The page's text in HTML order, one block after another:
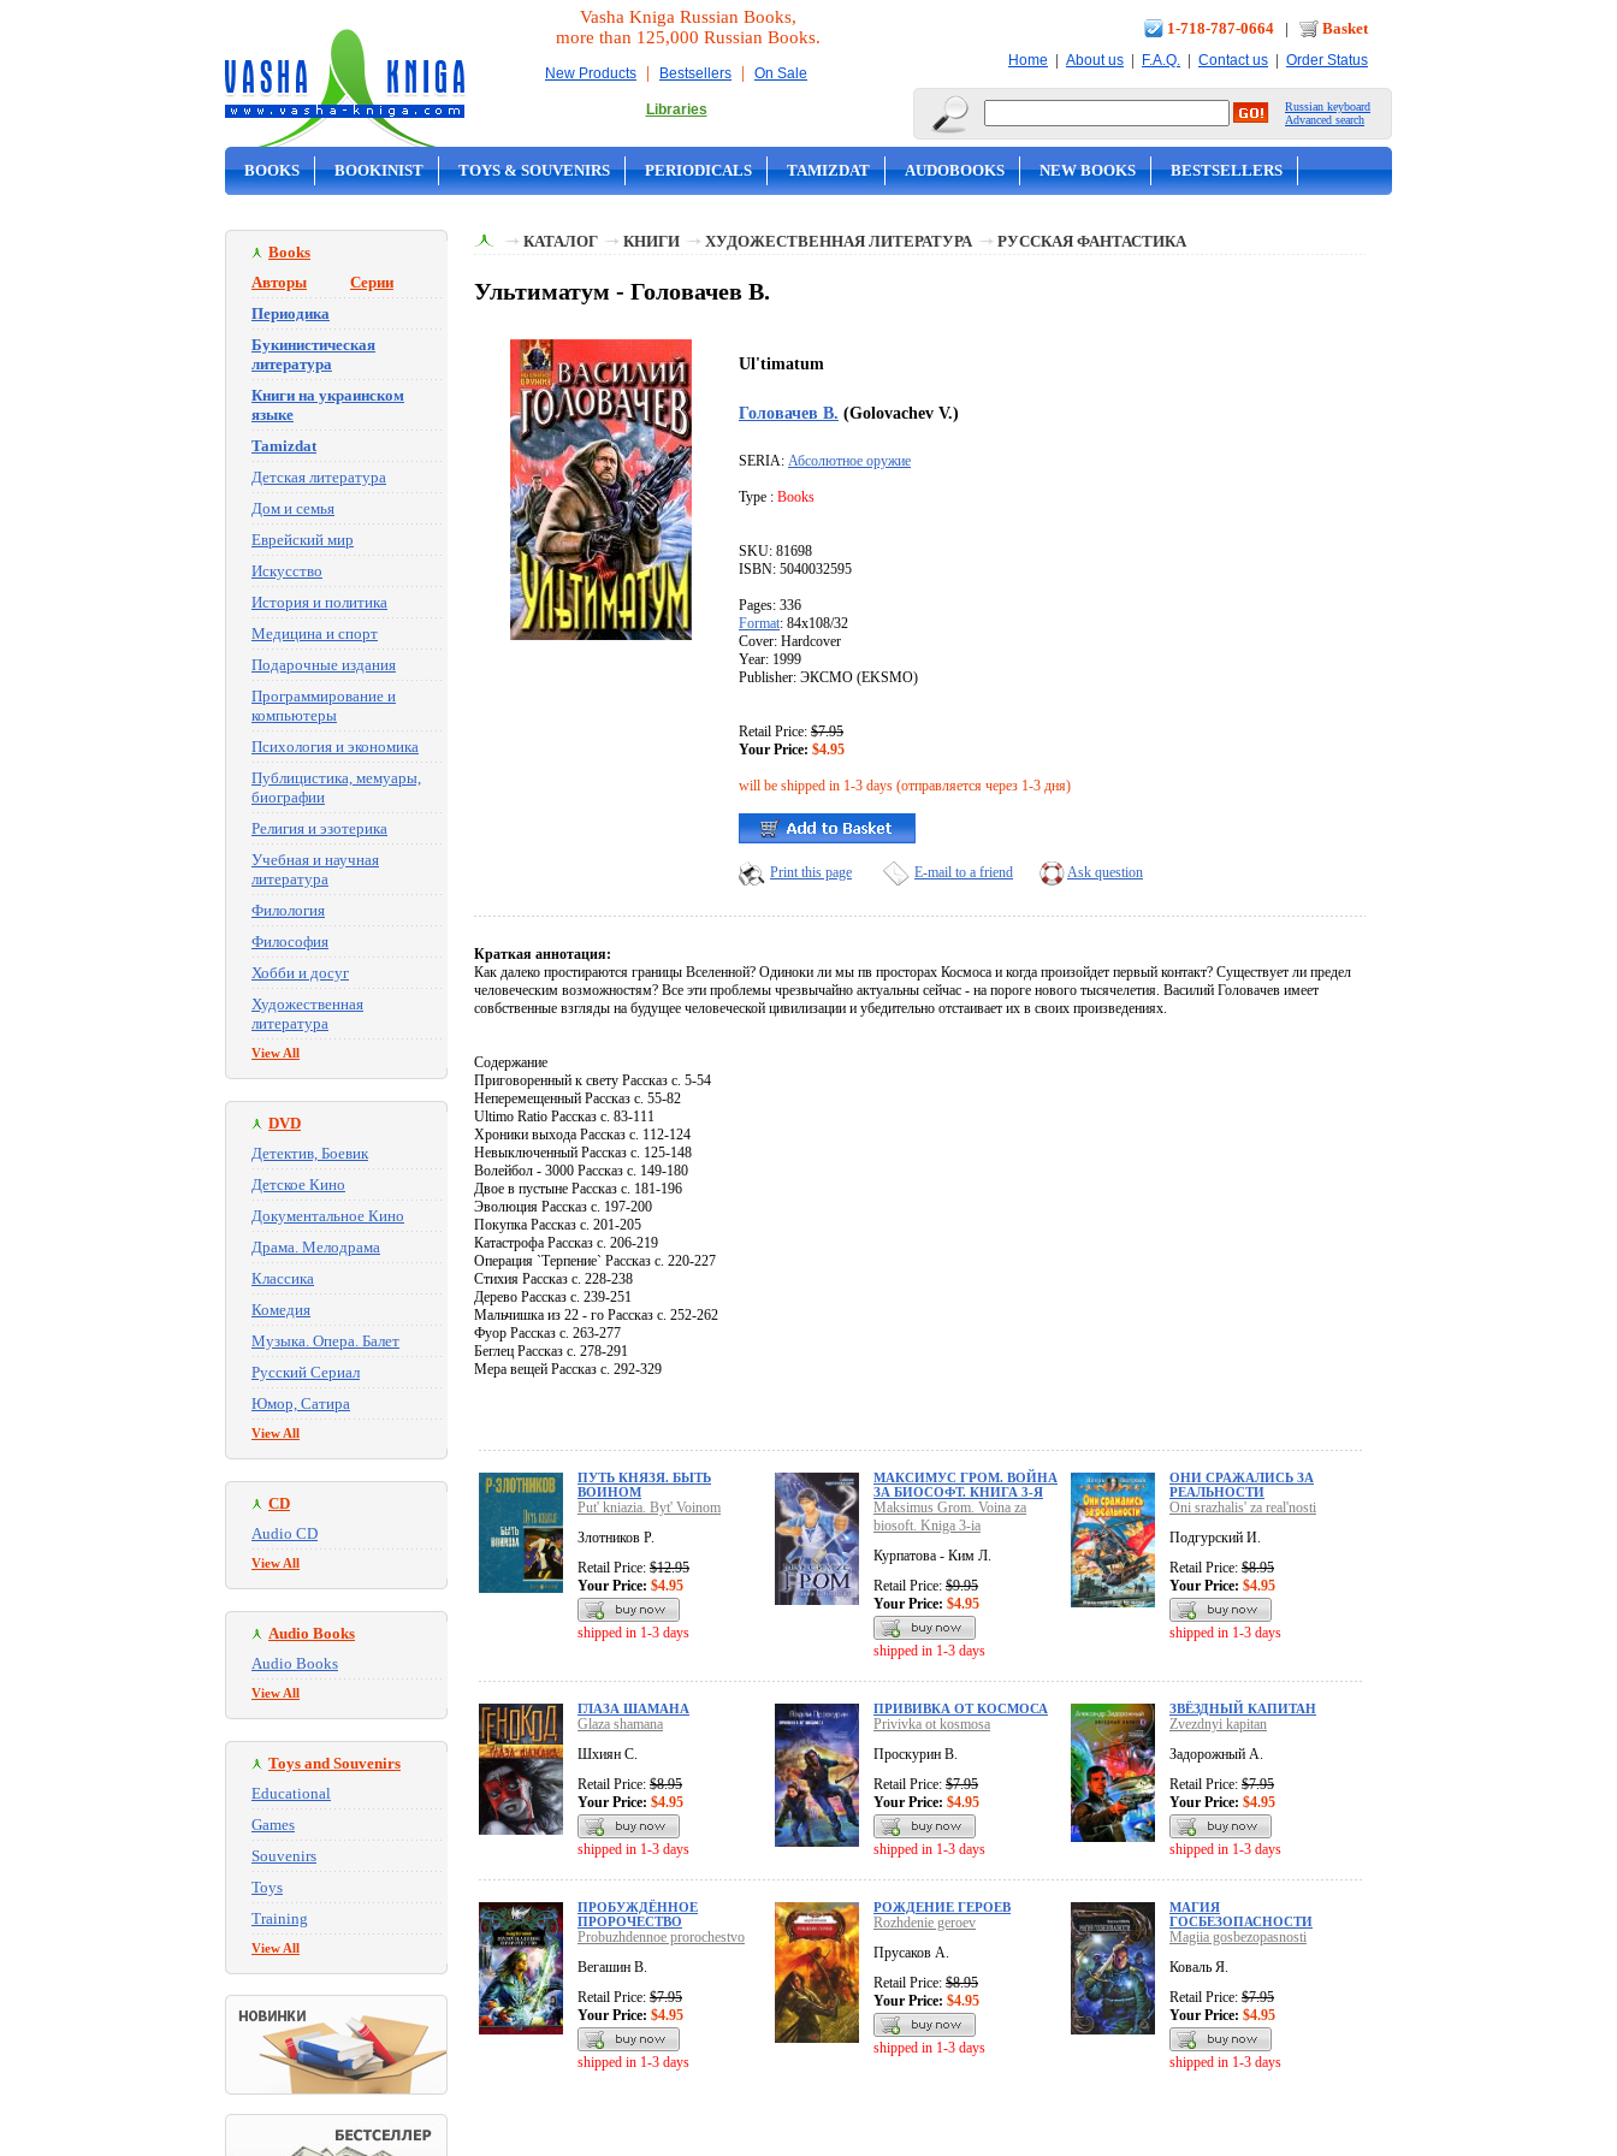
Vasha Kniga Russian Books,
more than 125,000 Russian Books.
New Products | Bestsellers | On Sale
Libraries
1-718-787-0664 | Basket
Home | About us | F.A.Q. | Contact us | Order Status
Russian keyboard
Advanced search
BOOKS BOOKINIST TOYS & SOUVENIRS PERIODICALS TAMIZDAT AUDOBOOKS NEW BOOKS BESTSELLERS
Books
Авторы
Серии
Периодика
Букинистическая
литература
Книги на украинском
языке
Tamizdat
Детская литература
Дом и семья
Еврейский мир
Искусство
История и политика
Медицина и спорт
Подарочные издания
Программирование и
компьютеры
Психология и экономика
Публицистика, мемуары,
биографии
Религия и эзотерика
Учебная и научная
литература
Филология
Философия
Хобби и досуг
Художественная
литература
View All
DVD
Детектив, Боевик
Детское Кино
Документальное Кино
Драма. Мелодрама
Классика
Комедия
Музыка. Опера. Балет
Русский Сериал
Юмор, Сатира
View All
CD
Audio CD
View All
Audio Books
Audio Books
View All
Toys and Souvenirs
Educational
Games
Souvenirs
Toys
Training
View All
КАТАЛОГ КНИГИ ХУДОЖЕСТВЕННАЯ ЛИТЕРАТУРА РУССКАЯ ФАНТАСТИКА
Ультиматум - Головачев В.
Ul'timatum
Головачев В. (Golovachev V.)
SERIA: Абсолютное оружие
Type : Books
SKU: 81698
ISBN: 5040032595
Pages: 336
Format: 84x108/32
Cover: Hardcover
Year: 1999
Publisher: ЭКСМО (EKSMO)
Retail Price: $7.95
Your Price: $4.95
will be shipped in 1-3 days (отправляется через 1-3 дня)
Print this page E-mail to a friend Ask question
Краткая аннотация:
Как далеко простираются границы Вселенной? Одиноки ли мы пв просторах Космоса и когда произойдет первый контакт? Существует ли предел
человеческим возможностям? Все эти проблемы чрезвычайно актуальны сейчас - на пороге нового тысячелетия. Василий Головачев имеет
совбственные взгляды на будущее человеческой цивилизации и убедительно отстаивает их в своих произведениях.
Содержание
Приговоренный к свету Рассказ c. 5-54
Неперемещенный Рассказ c. 55-82
Ultimo Ratio Рассказ c. 83-111
Хроники выхода Рассказ c. 112-124
Невыключенный Рассказ c. 125-148
Волейбол - 3000 Рассказ c. 149-180
Двое в пустыне Рассказ c. 181-196
Эволюция Рассказ c. 197-200
Покупка Рассказ c. 201-205
Катастрофа Рассказ c. 206-219
Операция `Терпение` Рассказ c. 220-227
Стихия Рассказ c. 228-238
Дерево Рассказ c. 239-251
Мальчишка из 22 - го Рассказ c. 252-262
Фуор Рассказ c. 263-277
Беглец Рассказ c. 278-291
Мера вещей Рассказ c. 292-329
ПУТЬ КНЯЗЯ. БЫТЬ
ВОИНОМ
Put' kniazia. Byt' Voinom
Злотников Р.
Retail Price: $12.95
Your Price: $4.95
shipped in 1-3 days
МАКСИМУС ГРОМ. ВОЙНА
ЗА БИОСОФТ. КНИГА 3-Я
Maksimus Grom. Voina za
biosoft. Kniga 3-ia
Курпатова - Ким Л.
Retail Price: $9.95
Your Price: $4.95
shipped in 1-3 days
ОНИ СРАЖАЛИСЬ ЗА
РЕАЛЬНОСТИ
Oni srazhalis' za real'nosti
Подгурский И.
Retail Price: $8.95
Your Price: $4.95
shipped in 1-3 days
ГЛАЗА ШАМАНА
Glaza shamana
Шхиян С.
Retail Price: $8.95
Your Price: $4.95
shipped in 1-3 days
ПРИВИВКА ОТ КОСМОСА
Privivka ot kosmosa
Проскурин В.
Retail Price: $7.95
Your Price: $4.95
shipped in 1-3 days
ЗВЁЗДНЫЙ КАПИТАН
Zvezdnyi kapitan
Задорожный А.
Retail Price: $7.95
Your Price: $4.95
shipped in 1-3 days
ПРОБУЖДЁННОЕ
ПРОРОЧЕСТВО
Probuzhdennoe prorochestvo
Вегашин В.
Retail Price: $7.95
Your Price: $4.95
shipped in 1-3 days
РОЖДЕНИЕ ГЕРОЕВ
Rozhdenie geroev
Прусаков А.
Retail Price: $8.95
Your Price: $4.95
shipped in 1-3 days
МАГИЯ
ГОСБЕЗОПАСНОСТИ
Magiia gosbezopasnosti
Коваль Я.
Retail Price: $7.95
Your Price: $4.95
shipped in 1-3 days